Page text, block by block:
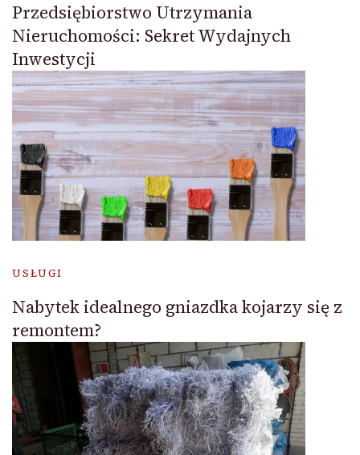
Przedsiębiorstwo Utrzymania
Nieruchomości: Sekret Wydajnych
Inwestycji
USŁUGI
Nabytek idealnego gniazdka kojarzy się z
remontem?